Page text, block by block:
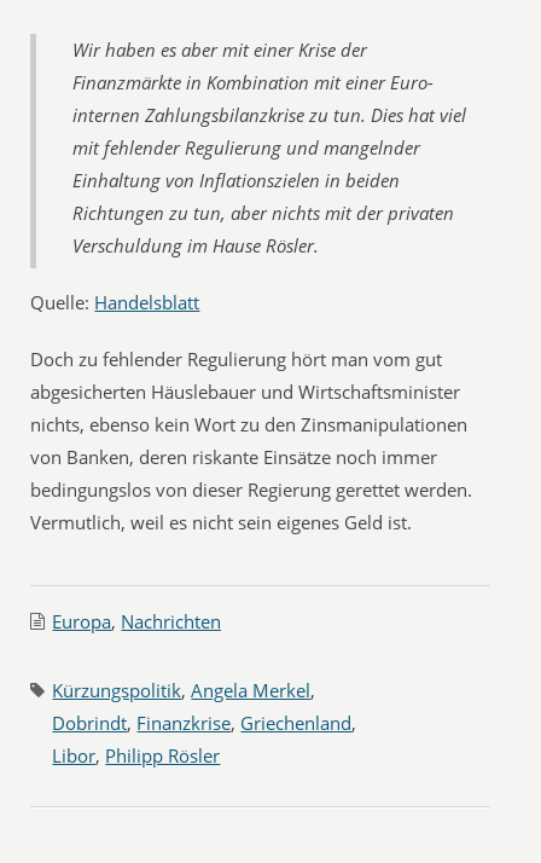
Wir haben es aber mit einer Krise der
Finanzmärkte in Kombination mit einer Euro-
internen Zahlungsbilanzkrise zu tun. Dies hat viel
mit fehlender Regulierung und mangelnder
Einhaltung von Inflationszielen in beiden
Richtungen zu tun, aber nichts mit der privaten
Verschuldung im Hause Rösler.
Quelle: Handelsblatt
Doch zu fehlender Regulierung hört man vom gut
abgesicherten Häuslebauer und Wirtschaftsminister
nichts, ebenso kein Wort zu den Zinsmanipulationen
von Banken, deren riskante Einsätze noch immer
bedingungslos von dieser Regierung gerettet werden.
Vermutlich, weil es nicht sein eigenes Geld ist.
Europa, Nachrichten
Kürzungspolitik,Angela Merkel,
Dobrindt, Finanzkrise, Griechenland,
Libor, Philipp Rösler